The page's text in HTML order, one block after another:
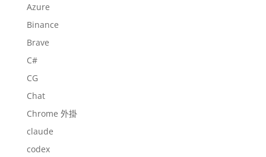
Azure
Binance
Brave
C#
CG
Chat
Chrome 外掛
claude
codex